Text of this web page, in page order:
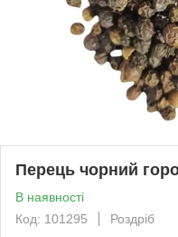
Перець чорний
В наявності
Код: 101295
Роздріб